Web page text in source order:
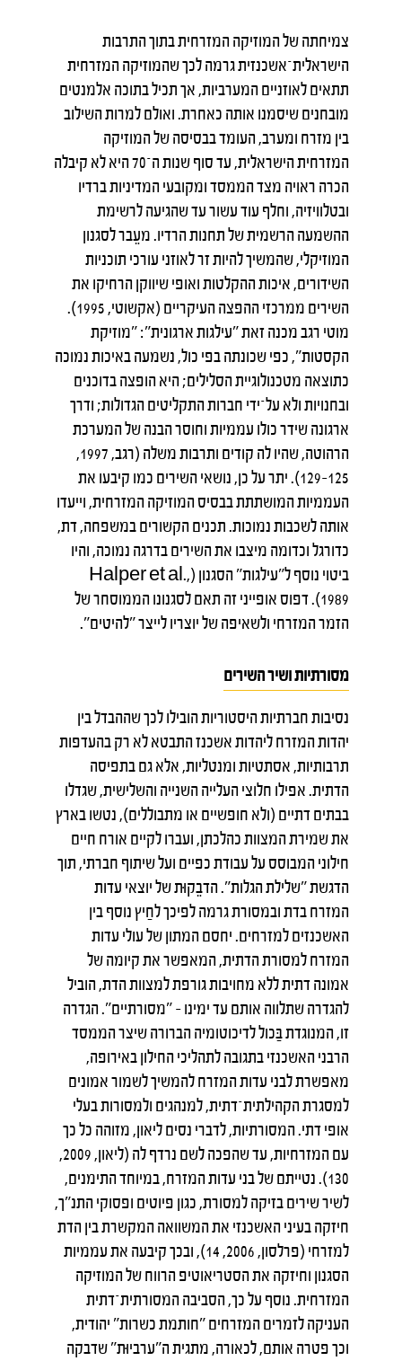
צמיחתה של המוזיקה המזרחית בתוך התרבות
הישראלית־אשכנזית גרמה לכך שהמוזיקה המזרחית
תתאים לאוזניים המערביות, אך תכיל בתוכה אלמנטים
מובחנים שיסמנו אותה כאחרת. ואולם למרות השילוב
בין מזרח ומערב, העומד בבסיסה של המוזיקה
המזרחית הישראלית, עד סוף שנות ה־70 היא לא קיבלה
הכרה ראויה מצד הממסד ומקובעי המדיניות ברדיו
ובטלוויזיה, וחלף עוד עשור עד שהגיעה לרשימת
ההשמעה הרשמית של תחנות הרדיו. מעֵבר לסגנון
המוזיקלי, שהמשיך להיות זר לאוזני עורכי תוכניות
השידורים, איכות ההקלטות ואופי שיווקן הרחיקו את
השירים ממרכזי ההפצה העיקריים (אקשוטי, 1995).
מוטי רגב מכנה זאת "עילגות ארגונית": "מוזיקת
הקסטות", כפי שכונתה בפי כול, נשמעה באיכות נמוכה
כתוצאה מטכנולוגיית הסלילים; היא הופצה בדוכנים
ובחנויות ולא על־ידי חברות התקליטים הגדולות; ודרך
ארגונה שידר כולו עממיות וחוסר הבנה של המערכת
הרהוטה, שהיו לה קודים ותרבות משלה (רגב, 1997,
125–129). יתר על כן, נושאי השירים כמו קיבעו את
העממיות המושתתת בבסיס המוזיקה המזרחית, וייעדו
אותה לשכבות נמוכות. תכנים הקשורים במשפחה, דת,
כדורגל וכדומה מיצבו את השירים בדרגה נמוכה, והיו
ביטוי נוסף ל"עילגות" הסגנון (Halper et al.,
1989). דפוס אופייני זה תאם לסגנונו הממוסחר של
הזמר המזרחי ולשאיפה של יוצריו לייצר "להיטים".
מסורתיות ושיר השירים
נסיבות חברתיות היסטוריות הובילו לכך שההבדל בין
יהדות המזרח ליהדות אשכנז התבטא לא רק בהעדפות
תרבותיות, אסתטיות ומנטליות, אלא גם בתפיסה
הדתית. אפילו חלוצי העלייה השנייה והשלישית, שגדלו
בבתים דתיים (ולא חופשיים או מתבוללים), נטשו בארץ
את שמירת המצוות כהלכתן, ועברו לקיים אורח חיים
חילוני המבוסס על עבודת כפיים ועל שיתוף חברתי, תוך
הדגשת "שלילת הגלות". הדבֵקוּת של יוצאי עדות
המזרח בדת ובמסורת גרמה לפיכך לחַיץ נוסף בין
האשכנזים למזרחים. יחסם המתון של עולי עדות
המזרח למסורת הדתית, המאפשר את קיומה של
אמונה דתית ללא מחויבות גורפת למצוות הדת, הוביל
להגדרה שתלווה אותם עד ימינו – "מסורתיים". הגדרה
זו, המנוגדת בַּכול לדיכוטומיה הברורה שיצר הממסד
הרבני האשכנזי בתגובה לתהליכי החילון באירופה,
מאפשרת לבני עדות המזרח להמשיך לשמור אמונים
למסגרת הקהילתית־דתית, למנהגים ולמסורות בעלי
אופי דתי. המסורתיות, לדברי נסים ליאון, מזוהה כל כך
עם המזרחיות, עד שהפכה לשם נרדף לה (ליאון, 2009,
130). נטייתם של בני עדות המזרח, במיוחד התימנים,
לשיר שירים בזיקה למסורת, כגון פיוטים ופסוקי התנ"ך,
חיזקה בעיני האשכנזי את המשוואה המקשרת בין הדת
למזרחי (פרלסון, 2006, 14), ובכך קיבעה את עממיות
הסגנון וחיזקה את הסטריאוטיפ הרווח של המוזיקה
המזרחית. נוסף על כך, הסביבה המסורתית־דתית
העניקה לזמרים המזרחים "חותמת כשרות" יהודית,
וכך פטרה אותם, לכאורה, מתגית ה"ערביוּת" שדבקה